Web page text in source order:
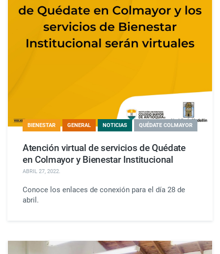
BIENESTAR GENERAL NOTICIAS QUÉDATE COLMAYOR
Atención virtual de servicios de Quédate
en Colmayor y Bienestar Institucional
ABRIL 27, 2022.
Conoce los enlaces de conexión para el día 28 de
abril.